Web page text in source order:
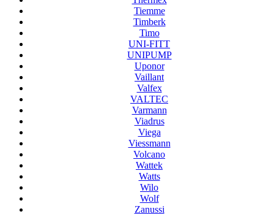
Tiemme
Timberk
Timo
UNI-FITT
UNIPUMP
Uponor
Vaillant
Valfex
VALTEC
Varmann
Viadrus
Viega
Viessmann
Volcano
Wattek
Watts
Wilo
Wolf
Zanussi